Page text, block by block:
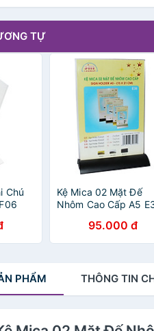
TỰ
Chú
Kệ Mica 02 Mặt Đế
Nhôm Cao Cấp A5
95.000 đ
PHẨM THÔNG TIN